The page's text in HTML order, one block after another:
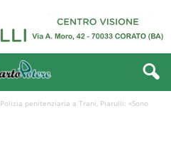
penitenziaria a Trani, Piarulli: «Sono